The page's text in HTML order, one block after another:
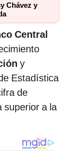
Chávez y
Central
y
Estadística
de
superior a la